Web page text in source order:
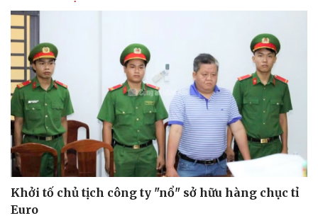
Du lịch
Khởi tố chủ tịch công ty "nổ" sở hữu hàng chục tỉ
Euro